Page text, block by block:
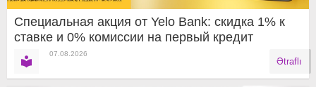
Специальная акция от Yelo Bank: скидка 1% к
ставке и 0% комиссии на первый кредит
07.08.2026
Ətraflı